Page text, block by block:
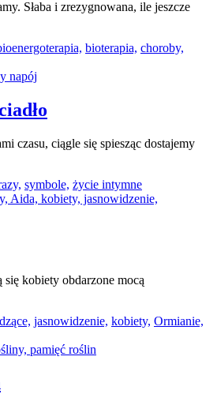
Słaba i zrezygnowana, ile jeszcze
bioterapia, choroby,
czasu, ciągle się spiesząc dostajemy
symbole, życie intymne
kobiety obdarzone mocą
jasnowidzenie, kobiety, Ormianie,